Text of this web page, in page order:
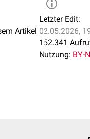
cricothyroideus
Artikel
Letzter Edit:
02.05.2026,
152.341
Nutzung: BY-